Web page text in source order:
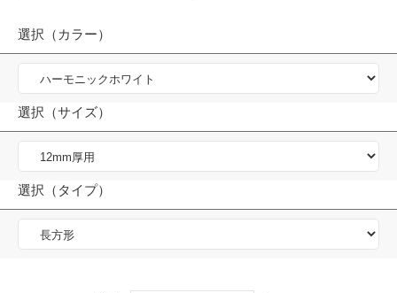
選択（カラー）
選択（サイズ）
選択（タイプ）